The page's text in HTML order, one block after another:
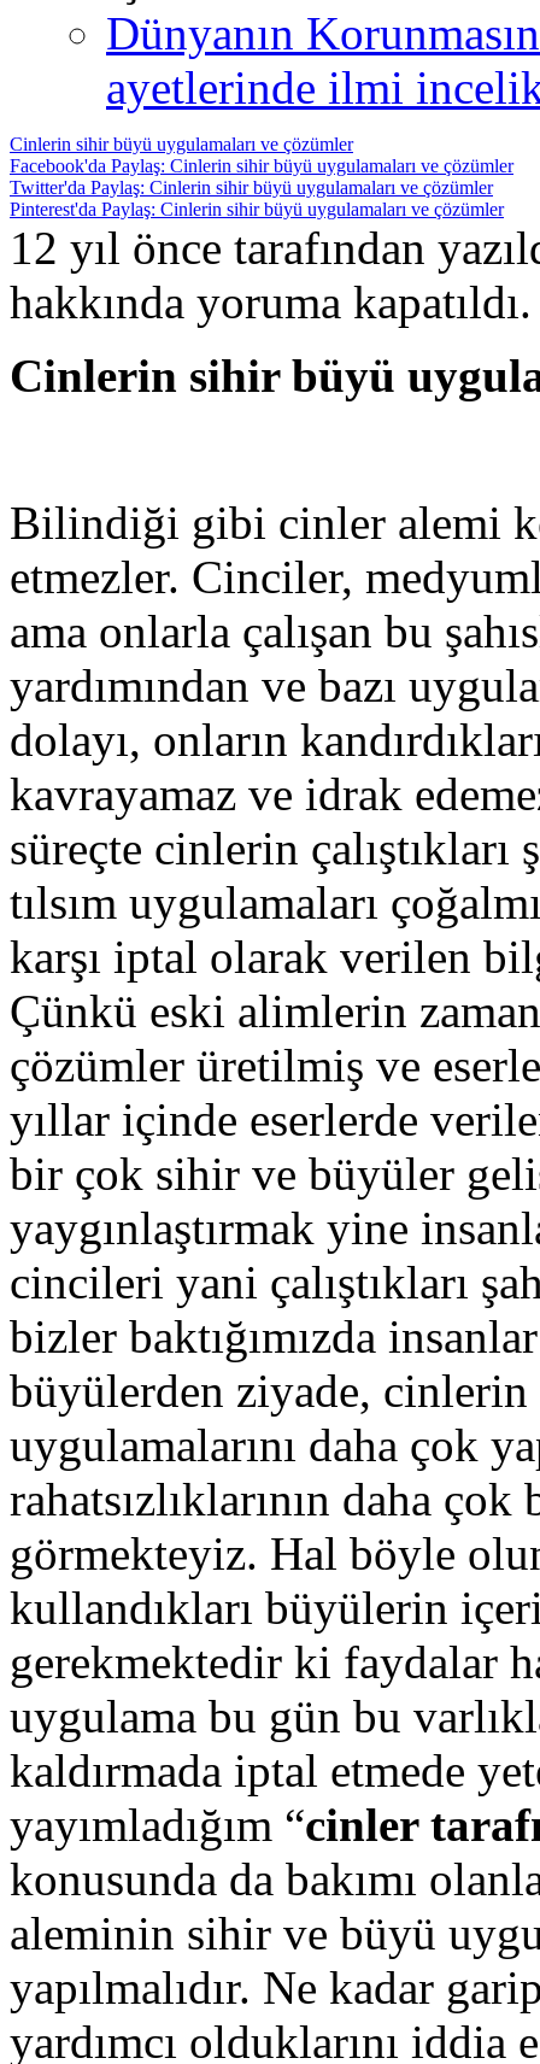
Dünyanın
ayetlerinde ilmi
Cinlerin sihir büyü uygulamaları ve çözümler
Facebook'da Paylaş: Cinlerin sihir büyü uygulamaları ve çözümler
Twitter'da Paylaş: Cinlerin sihir büyü uygulamaları ve çözümler
Pinterest'da Paylaş: Cinlerin sihir büyü uygulamaları ve çözümler
12 yıl önce tarafından
hakkında yoruma kapatıldı.
Cinlerin sihir büyü
Bilindiği gibi cinler alemi
etmezler. Cinciler,
ama onlarla çalışan bu
yardımından ve bazı
dolayı, onların
kavrayamaz ve idrak
süreçte cinlerin
tılsım uygulamaları
karşı iptal olarak verilen
Çünkü eski alimlerin
çözümler üretilmiş ve
yıllar içinde eserlerde
bir çok sihir ve büyüler
yaygınlaştırmak yine
cincileri yani çalıştıkları
bizler baktığımızda
büyülerden ziyade,
uygulamalarını daha çok
rahatsızlıklarının daha
görmekteyiz. Hal böyle
kullandıkları büyülerin
gerekmektedir ki faydalar
uygulama bu gün bu
kaldırmada iptal etmede
yayımladığım “cinler
konusunda da bakımı
aleminin sihir ve büyü
yapılmalıdır. Ne kadar
yardımcı olduklarını